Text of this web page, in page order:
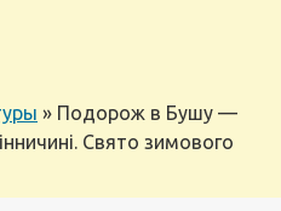
» Подорож в Бушу —
Свято зимового